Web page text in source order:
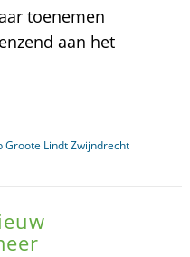
toenemen
aan het
Groote Lindt Zwijndrecht